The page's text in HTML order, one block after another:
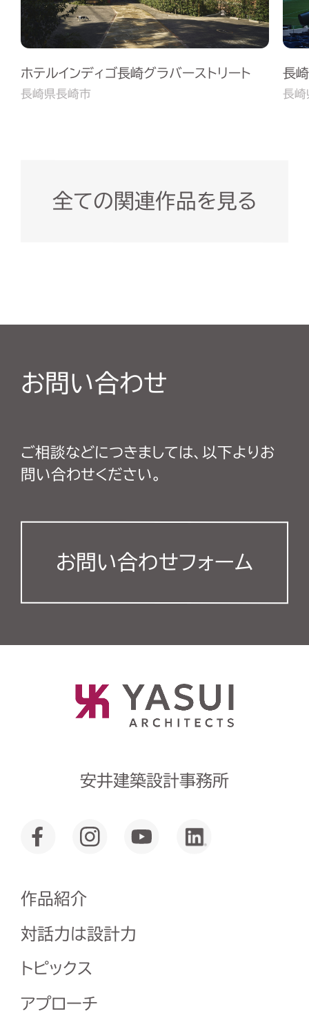
ホテルインディゴ長崎グラバーストリート
長崎県長崎市
長
長崎
全ての関連作品を見る
お問い合わせ
ご相談などにつきましては、以下よりお
問い合わせください。
お問い合わせフォーム
安井建築設計事務所
作品紹介
対話力は設計力
トピックス
アプローチ